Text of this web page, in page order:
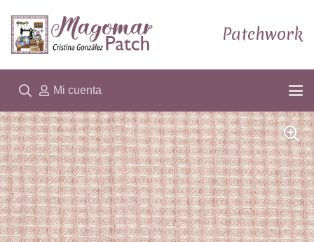
Patchwork
Mi cuenta